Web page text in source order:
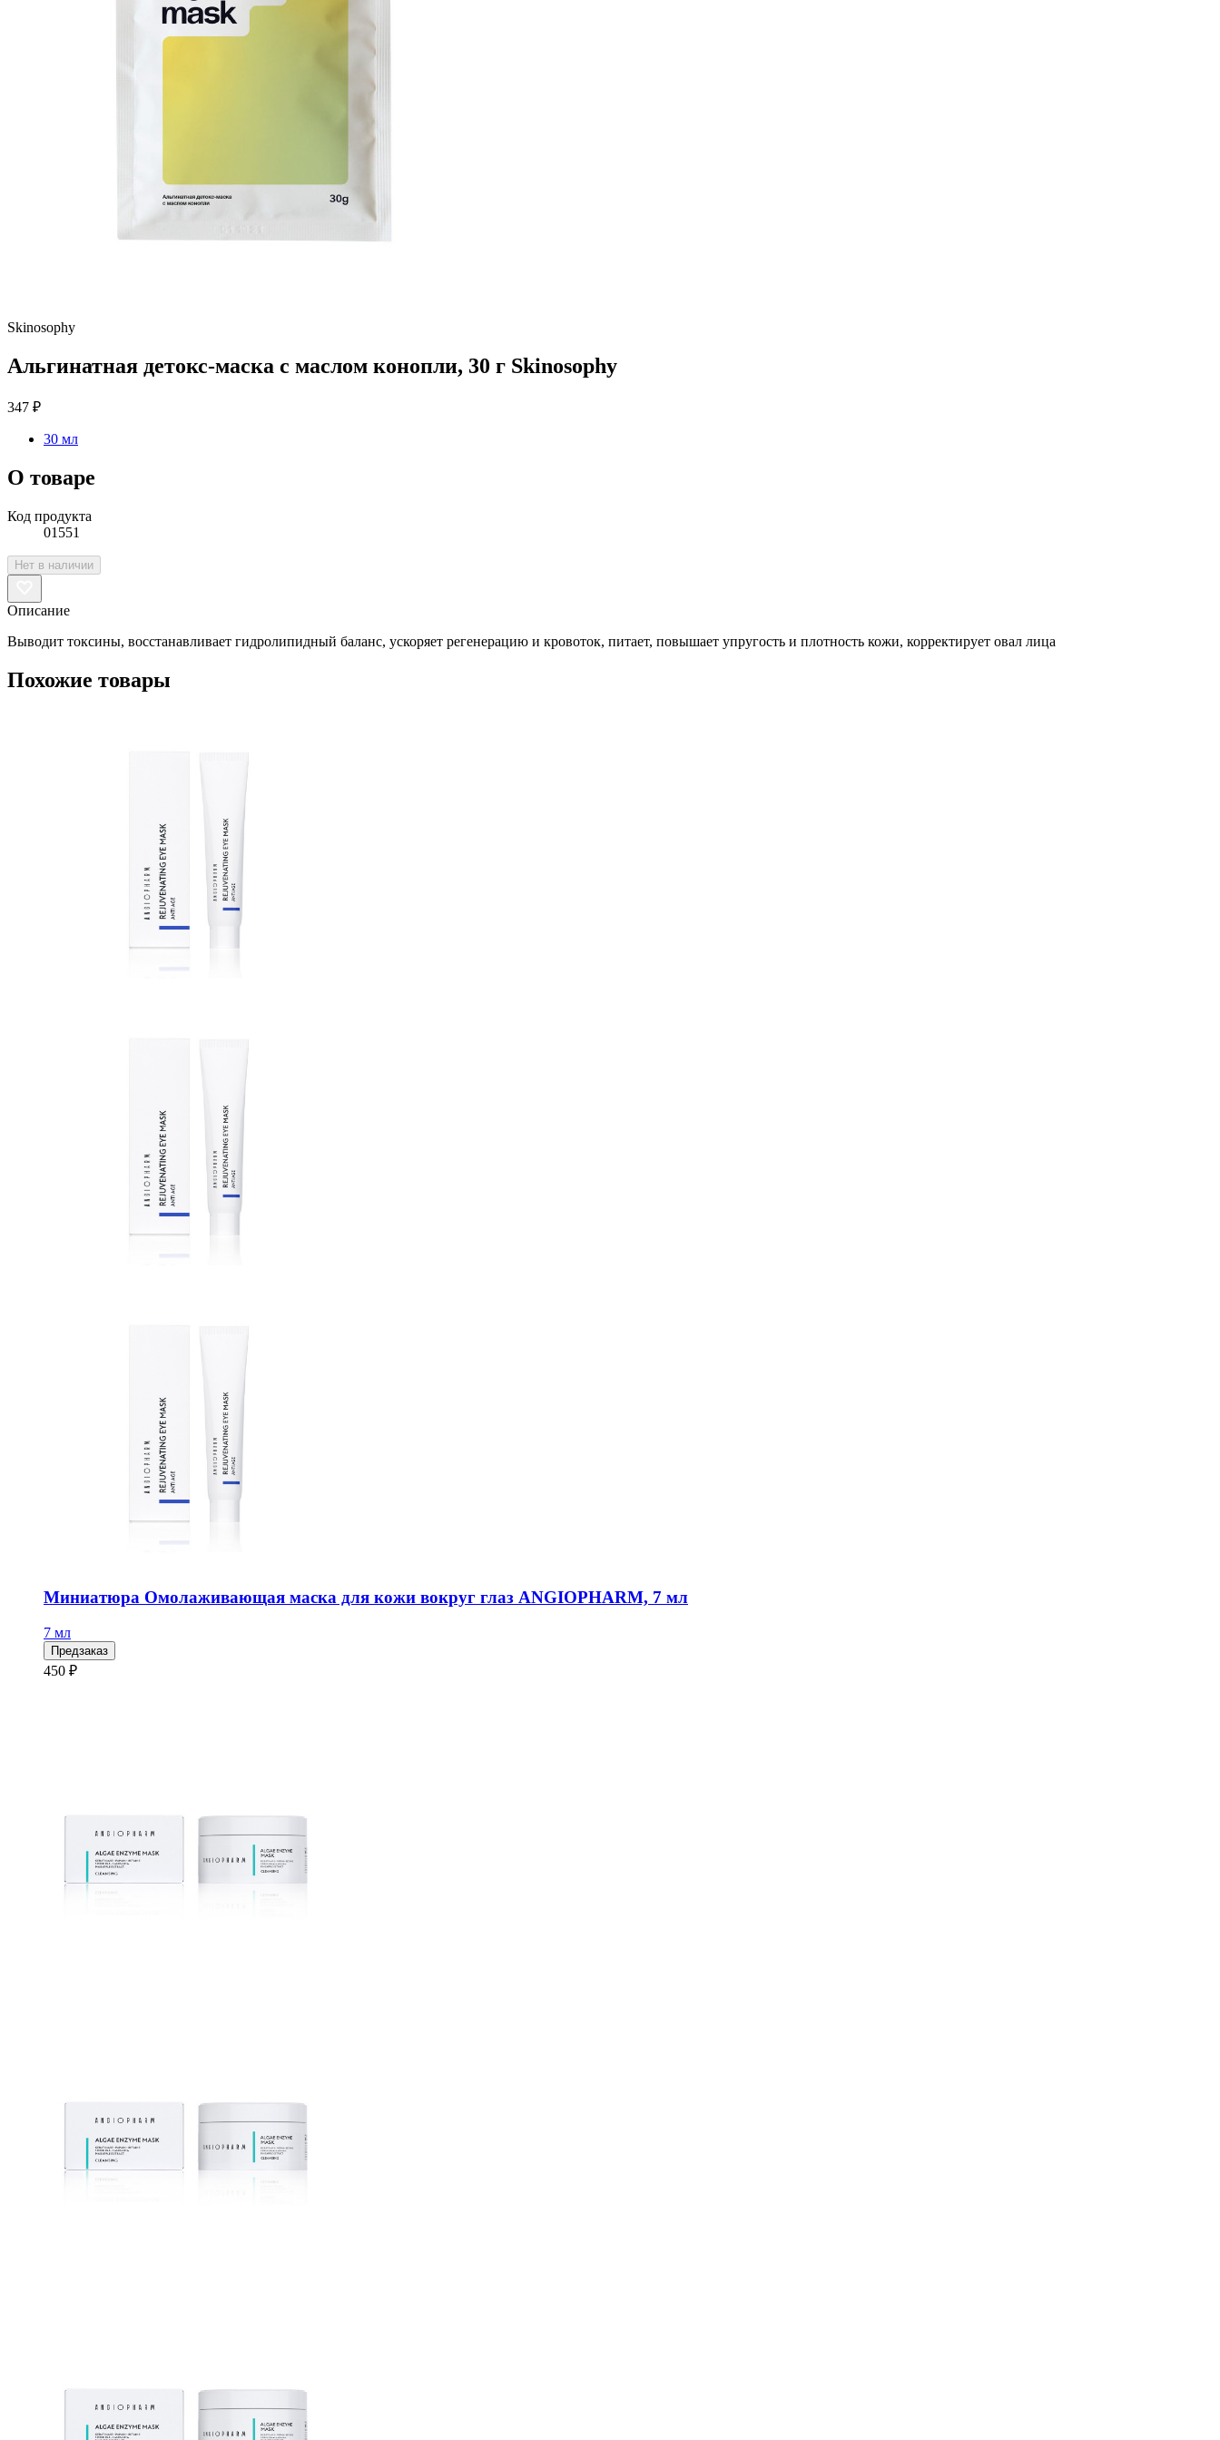
Skinosophy
Альгинатная детокс-маска с маслом конопли, 30 г Skinosophy
347 ₽
30 мл
О товаре
Код продукта
01551
Нет в наличии
Описание
Выводит токсины, восстанавливает гидролипидный баланс, ускоряет регенерацию и кровоток, питает, повышает упругость и плотность кожи, корректирует овал лица
Похожие товары
Миниатюра Омолаживающая маска для кожи вокруг глаз ANGIOPHARM, 7 мл
7 мл
Предзаказ
450 ₽